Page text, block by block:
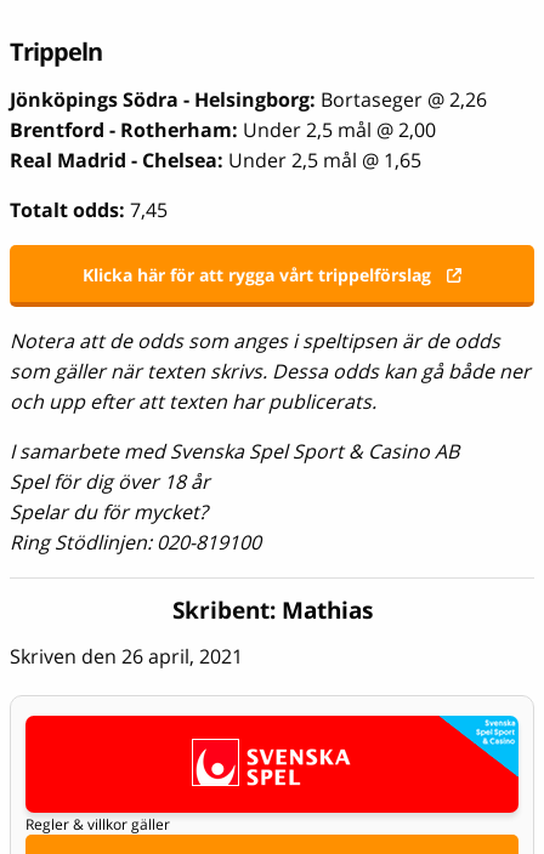
Trippeln
Jönköpings Södra - Helsingborg: Bortaseger @ 2,26
Brentford - Rotherham: Under 2,5 mål @ 2,00
Real Madrid - Chelsea: Under 2,5 mål @ 1,65
Totalt odds: 7,45
Klicka här för att rygga vårt trippelförslag
Notera att de odds som anges i speltipsen är de odds
som gäller när texten skrivs. Dessa odds kan gå både ner
och upp efter att texten har publicerats.
I samarbete med Svenska Spel Sport & Casino AB
Spel för dig över 18 år
Spelar du för mycket?
Ring Stödlinjen: 020-819100
Skribent: Mathias
Skriven den 26 april, 2021
Regler & villkor gäller